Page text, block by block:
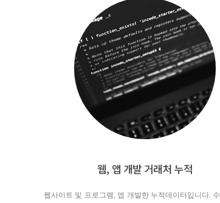
웹, 앱 개발 거래처 누적
웹사이트 및 프로그램, 앱 개발한 누적데이터입니다.